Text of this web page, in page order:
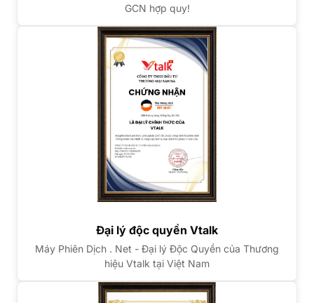
GCN hợp quy!
Đại lý độc quyền Vtalk
Máy Phiên Dịch . Net - Đại lý Độc Quyền của Thương
hiệu Vtalk tại Việt Nam